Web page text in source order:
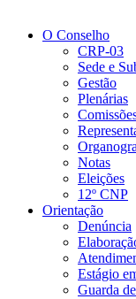
O Conselho
CRP-03
Sede e
Gestão
Plenárias
Notas
Eleições
12º CNP
Orientação
Denúncia
Estágio
Guarda